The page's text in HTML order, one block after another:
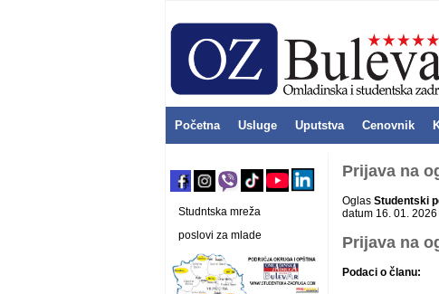
Početna Usluge Uputstva Cenovnik
Studntska mreža
poslovi za mlade
Prijava na
Oglas Studentski
datum 16. 01. 2026
Prijava na
Podaci o članu: